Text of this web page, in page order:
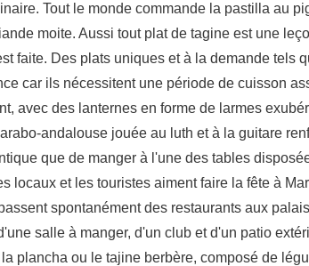
Tout le monde commande la pastilla au
moite. Aussi tout plat de tagine est une
faite. Des plats uniques et à la demande tels
car ils nécessitent une période de cuisson
avec des lanternes en forme de larmes
andalouse jouée au luth et à la guitare
que de manger à l'une des tables
locaux et les touristes aiment faire la fête à
spontanément des restaurants aux
salle à manger, d'un club et d'un patio
plancha ou le tajine berbère, composé de